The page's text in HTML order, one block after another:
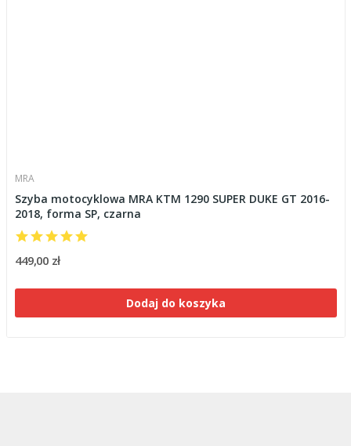
MRA
Szyba motocyklowa MRA KTM 1290 SUPER DUKE GT 2016-
2018, forma SP, czarna
449,00 zł
Dodaj do koszyka